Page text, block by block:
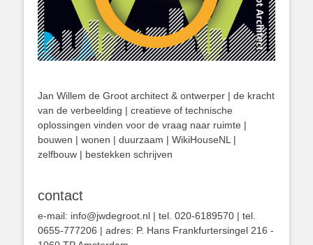
Jan Willem de Groot architect & ontwerper | de kracht
van de verbeelding | creatieve of technische
oplossingen vinden voor de vraag naar ruimte |
bouwen | wonen | duurzaam | WikiHouseNL |
zelfbouw | bestekken schrijven
contact
e-mail: info@jwdegroot.nl | tel. 020-6189570 | tel.
0655-777206 | adres: P. Hans Frankfurtersingel 216 -